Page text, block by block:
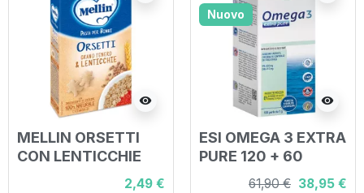
visibility
MELLIN ORSETTI
CON LENTICCHIE
2,49 €
Nuovo
visibility
ESI OMEGA 3 EXTRA
PURE 120 + 60
PERLE OFFERTA
61,90 € 38,95 €